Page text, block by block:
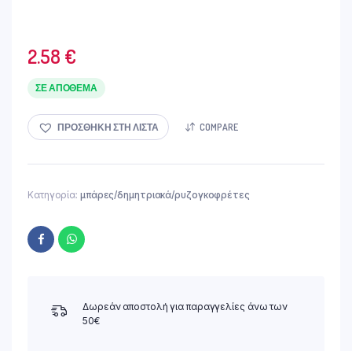
2.58 €
ΣΕ ΑΠΌΘΕΜΑ
ΠΡΟΣΘΉΚΗ ΣΤΗ ΛΊΣΤΑ COMPARE
Κατηγορία: μπάρες/δημητριακά/ρυζογκοφρέτες
Δωρεάν αποστολή για παραγγελίες άνω των
50€